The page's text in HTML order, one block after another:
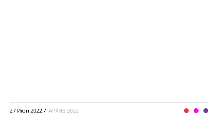
27 Июн 2022 АРХИВ 2022